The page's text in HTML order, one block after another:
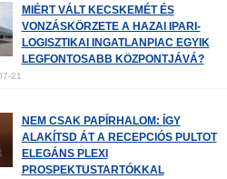
MIÉRT VÁLT KECSKEMÉT ÉS
VONZÁSKÖRZETE A HAZAI IPARI-
LOGISZTIKAI INGATLANPIAC EGYIK
LEGFONTOSABB KÖZPONTJÁVÁ?
21
NEM CSAK PAPÍRHALOM: ÍGY
ALAKÍTSD ÁT A RECEPCIÓS PULTOT
ELEGÁNS PLEXI
PROSPEKTUSTARTÓKKAL